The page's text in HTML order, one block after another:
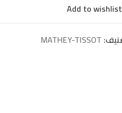
Add to wishlist
MATHEY-TISSOT